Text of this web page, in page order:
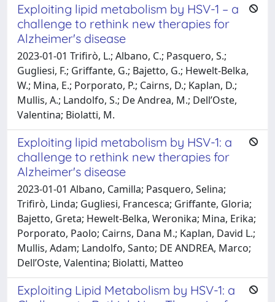
Exploiting lipid metabolism by HSV-1 – a
challenge to rethink new therapies for
Alzheimer's disease
2023-01-01 Trifirò, L.; Albano, C.; Pasquero, S.;
Gugliesi, F.; Griffante, G.; Bajetto, G.; Hewelt-Belka,
W.; Mina, E.; Porporato, P.; Cairns, D.; Kaplan, D.;
Mullis, A.; Landolfo, S.; De Andrea, M.; Dell’Oste,
Valentina; Biolatti, M.
Exploiting lipid metabolism by HSV-1: a
challenge to rethink new therapies for
Alzheimer's disease
2023-01-01 Albano, Camilla; Pasquero, Selina;
Trifirò, Linda; Gugliesi, Francesca; Griffante, Gloria;
Bajetto, Greta; Hewelt-Belka, Weronika; Mina, Erika;
Porporato, Paolo; Cairns, Dana M.; Kaplan, David L.;
Mullis, Adam; Landolfo, Santo; DE ANDREA, Marco;
Dell’Oste, Valentina; Biolatti, Matteo
Exploiting Lipid Metabolism by HSV-1: a